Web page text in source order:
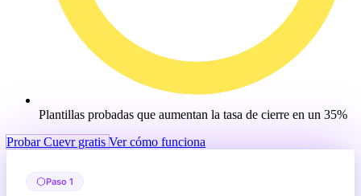
Plantillas probadas que aumentan la tasa de cierre en un 35%
Probar Cuevr gratis Ver cómo funciona
Paso 1